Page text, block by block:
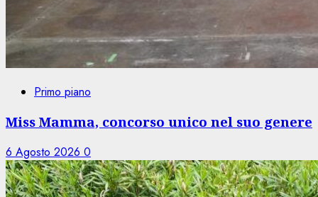
Primo piano
Miss Mamma, concorso unico nel suo genere
6 Agosto 2026 0